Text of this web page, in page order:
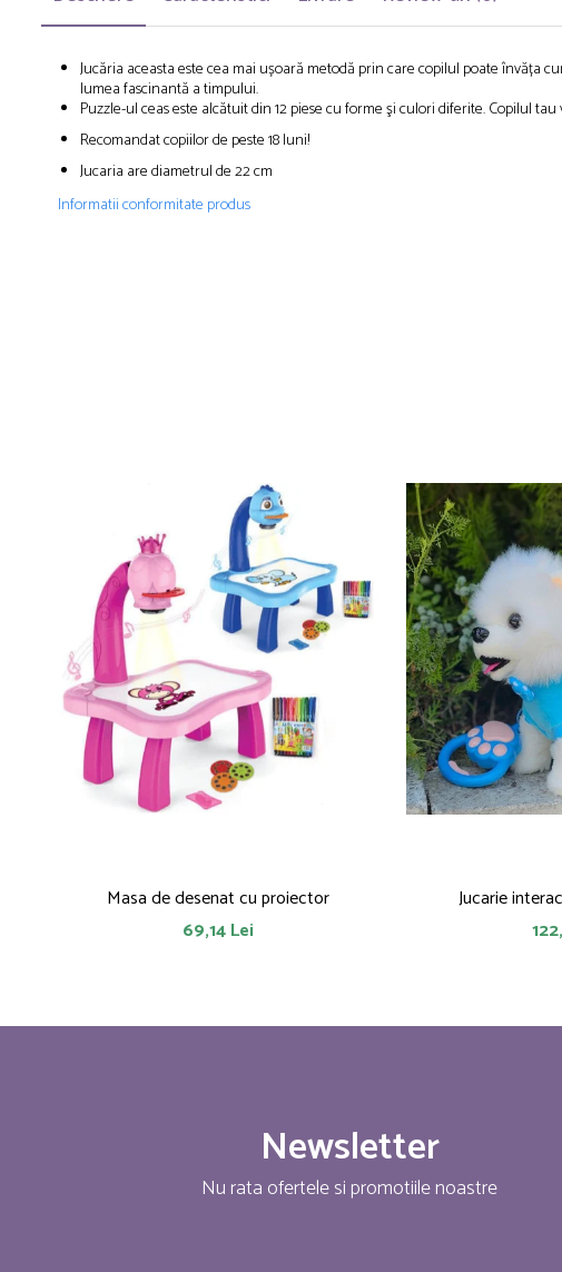
Jucăria aceasta este cea mai ușoară metodă prin care copilul poate învăța
lumea fascinantă a timpului.
Puzzle-ul ceas este alcătuit din 12 piese cu forme şi culori diferite.Copilul
Recomandat copiilor de peste 18 luni!
Jucaria are diametrul de 22 cm
Informatii conformitate produs
Masa de desenat cu proiector
69,14 Lei
Jucarie
Newsletter
Nu rata ofertele si promotiile noastre